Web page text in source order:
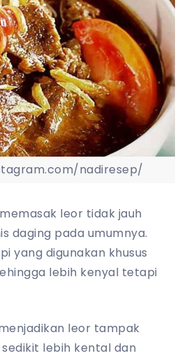
nadiresep/
leor tidak jauh
daging pada umumnya.
yang digunakan khusus
lebih kenyal tetapi
leor tampak
lebih kental dan